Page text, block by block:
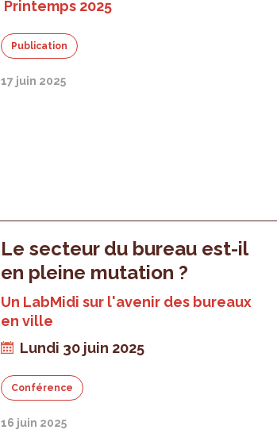
Printemps 2025
Publication
17 juin 2025
Le secteur du bureau est-il
en pleine mutation ?
Un LabMidi sur l'avenir des bureaux
en ville
Lundi 30 juin 2025
Conférence
16 juin 2025